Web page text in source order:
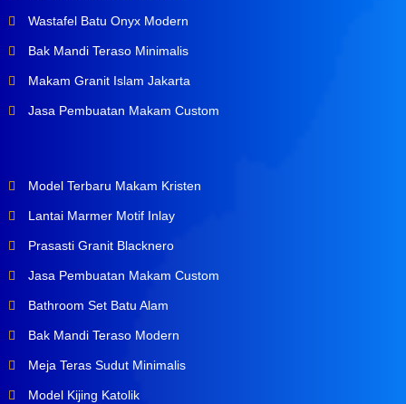
Wastafel Batu Onyx Modern
Bak Mandi Teraso Minimalis
Makam Granit Islam Jakarta
Jasa Pembuatan Makam Custom
Model Terbaru Makam Kristen
Lantai Marmer Motif Inlay
Prasasti Granit Blacknero
Jasa Pembuatan Makam Custom
Bathroom Set Batu Alam
Bak Mandi Teraso Modern
Meja Teras Sudut Minimalis
Model Kijing Katolik